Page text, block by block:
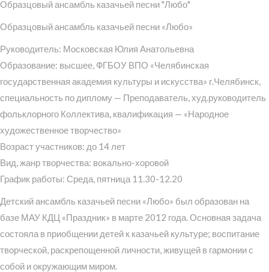
Образцовый ансамбль казачьей песни "Любо"
Образцовый ансамбль казачьей песни «Любо»
Руководитель: Московская Юлия Анатольевна
Образование: высшее, ФГБОУ ВПО «Челябинская
государственная академия культуры и искусства» г.Челябинск,
специальность по диплому — Преподаватель, худ.руководитель
фольклорного Коллектива, квалификация — «Народное
художественное творчество»
Возраст участников: до 14 лет
Вид, жанр творчества: вокально-хоровой
График работы: Среда, пятница 11.30-12.20
Детский ансамбль казачьей песни «Любо» был образован на
базе МАУ КДЦ «Праздник» в марте 2012 года. Основная задача
состояла в приобщении детей к казачьей культуре; воспитание
творческой, раскрепощенной личности, живущей в гармонии с
собой и окружающим миром.